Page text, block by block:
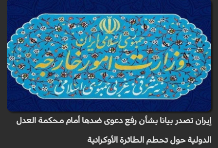
إيران تصدر بيانا بشأن رفع دعوى ضدها أمام محكمة العدل
الدولية حول تحطم الطائرة الأوكرانية